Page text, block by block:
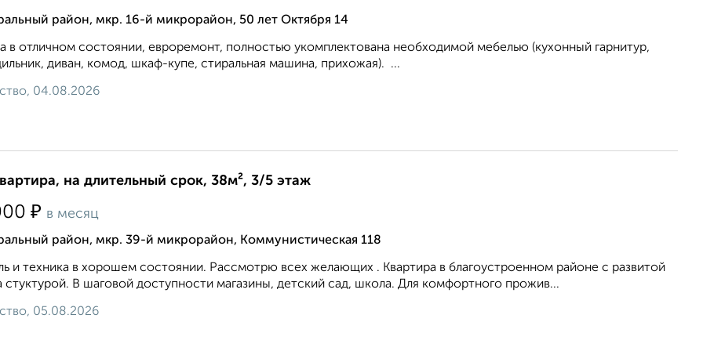
район, мкр. 16-й микрорайон, 50 лет Октября 14
в отличном состоянии, евроремонт, полностью укомплектована необходимой мебелью (кухонный гарнитур,
диван, комод, шкаф-купе, стиральная машина, прихожая). ...
04.08.2026
на длительный срок, 38м², 3/5 этаж
₽ в месяц
район, мкр. 39-й микрорайон, Коммунистическая 118
и техника в хорошем состоянии. Рассмотрю всех желающих . Квартира в благоустроенном районе с развитой
стуктурой. В шаговой доступности магазины, детский сад, школа. Для комфортного прожив...
05.08.2026